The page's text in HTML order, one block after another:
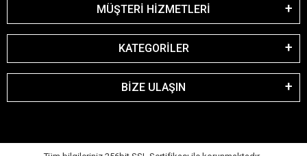
MÜŞTERİ HİZMETLERİ
KATEGORİLER
BİZE ULAŞIN